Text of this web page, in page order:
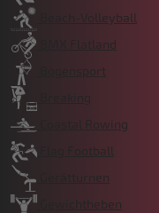
Beach-Volleyball
BMX Flatland
Bogensport
Breaking
Coastal Rowing
Flag Football
Gerätturnen
Gewichtheben